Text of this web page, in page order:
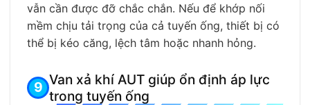
vẫn cần được đỡ chắc chắn. Nếu để khớp nối
mềm chịu tải trọng của cả tuyến ống, thiết bị có
thể bị kéo căng, lệch tâm hoặc nhanh hỏng.
Van xả khí AUT giúp ổn định áp lực
trong tuyến ống